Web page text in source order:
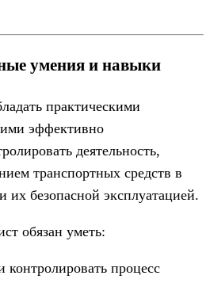
умения и навыки
практическими
эффективно
деятельность,
транспортных средств в
их безопасной эксплуатацией.
обязан уметь:
контролировать процесс